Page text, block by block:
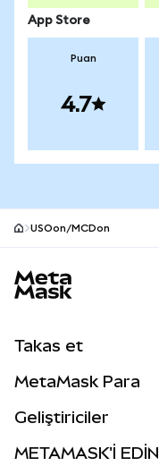
App Store
Puan
4.7
USOon/MCDon
Takas et
Perps
RWA'lar
MetaMask Para
Geliştiriciler
METAMASK'İ EDİN